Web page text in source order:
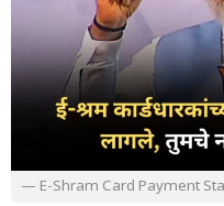
— E-Shram Card Payment